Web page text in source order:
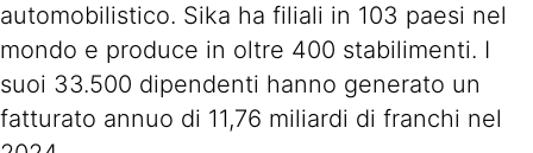
automobilistico. Sika ha filiali in 103 paesi nel
mondo e produce in oltre 400 stabilimenti. I
suoi 33.500 dipendenti hanno generato un
fatturato annuo di 11,76 miliardi di franchi nel